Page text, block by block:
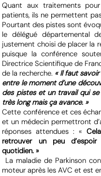
Quant aux traitements
patients, ils ne permettent
Pourtant des pistes sont
le délégué départemental
justement choisi de placer la
puisque la conférence
Directrice Scientifique de
de la recherche. « Il faut
entre le moment d’une
des pistes et un travail qui se
très long mais ça avance. »
Cette conférence et ces
et un médecin permettront
réponses attendues : «
retrouver un peu
quotidien. »
La maladie de Parkinson
moteur après les AVC et est